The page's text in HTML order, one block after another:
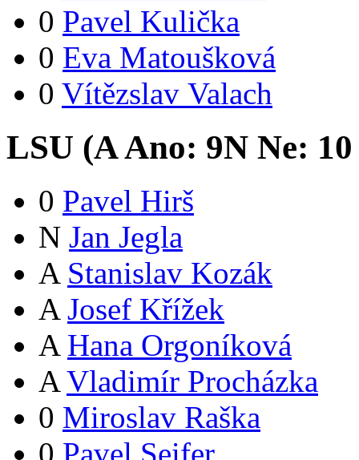
0 Pavel Kulička
0 Eva Matoušková
0 Vítězslav Valach
LSU (AAno: 9N Ne: 10
0 Pavel Hirš
N Jan Jegla
A Stanislav Kozák
A Josef Křížek
A Hana Orgoníková
A Vladimír Procházka
0 Miroslav Raška
0 Pavel Seifer